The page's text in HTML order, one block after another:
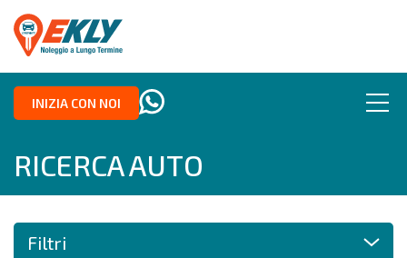
INIZIA CON NOI
RICERCA AUTO
Filtri